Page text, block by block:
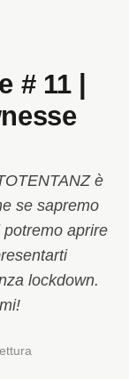
11 |
è
se sapremo
aprire
lockdown.